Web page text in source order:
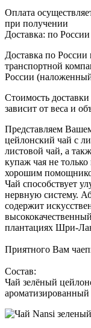
Оплата
при получении
Доставка: по России
Доставка по
транспортной
России
Стоимость
зависит от веса и
Представляем
цейлонский чай с
листовой чай, а
купаж чая не
хорошим
Чай способствует
нервную систему.
содержит
плантациях Шри-
Приятного Вам
Состав:
Чай зелёный